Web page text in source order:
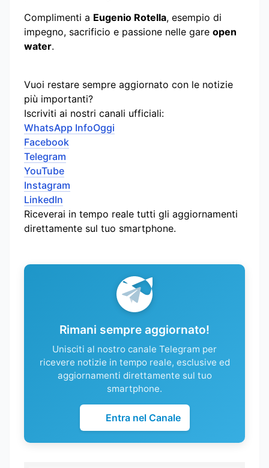
Complimenti a Eugenio Rotella, esempio di
impegno, sacrificio e passione nelle gare open
water.
Vuoi restare sempre aggiornato con le notizie
più importanti?
Iscriviti ai nostri canali ufficiali:
WhatsApp InfoOggi
Facebook
Telegram
YouTube
Instagram
LinkedIn
Riceverai in tempo reale tutti gli aggiornamenti
direttamente sul tuo smartphone.
Rimani sempre aggiornato!
Unisciti al nostro canale Telegram per
ricevere notizie in tempo reale, esclusive ed
aggiornamenti direttamente sul tuo
smartphone.
Entra nel Canale